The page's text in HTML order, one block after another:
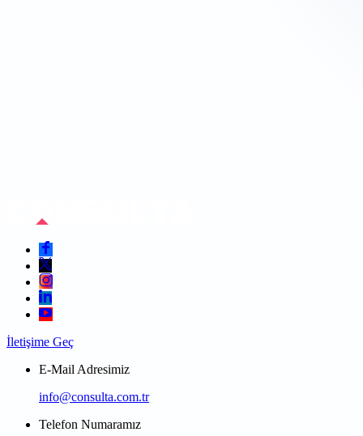
İletişime Geç
E-Mail Adresimiz
info@consulta.com.tr
Telefon Numaramız